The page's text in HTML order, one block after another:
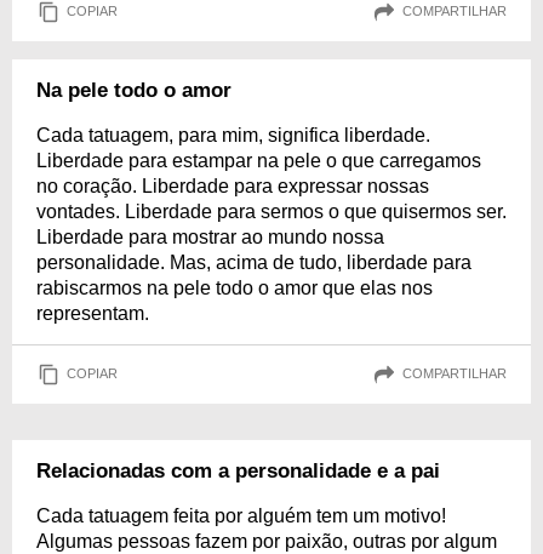
COPIAR COMPARTILHAR
Na pele todo o amor
Cada tatuagem, para mim, significa liberdade.
Liberdade para estampar na pele o que carregamos
no coração. Liberdade para expressar nossas
vontades. Liberdade para sermos o que quisermos ser.
Liberdade para mostrar ao mundo nossa
personalidade. Mas, acima de tudo, liberdade para
rabiscarmos na pele todo o amor que elas nos
representam.
COPIAR COMPARTILHAR
Relacionadas com a personalidade e a pai
Cada tatuagem feita por alguém tem um motivo!
Algumas pessoas fazem por paixão, outras por algum